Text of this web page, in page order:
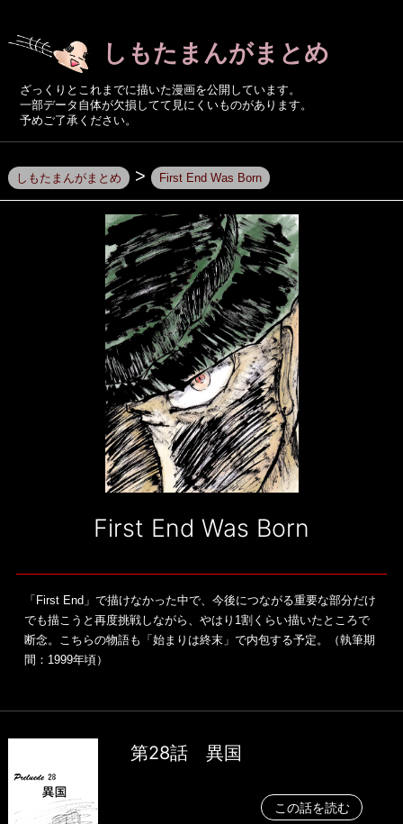
しもたまんがまとめ
ざっくりとこれまでに描いた漫画を公開しています。
一部データ自体が欠損してて見にくいものがあります。
予めご了承ください。
しもたまんがまとめ > First End Was Born
First End Was Born
「First End」で描けなかった中で、今後につながる重要な部分だけ
でも描こうと再度挑戦しながら、やはり1割くらい描いたところで
断念。こちらの物語も「始まりは終末」で内包する予定。（執筆期
間：1999年頃）
第28話 異国
この話を読む